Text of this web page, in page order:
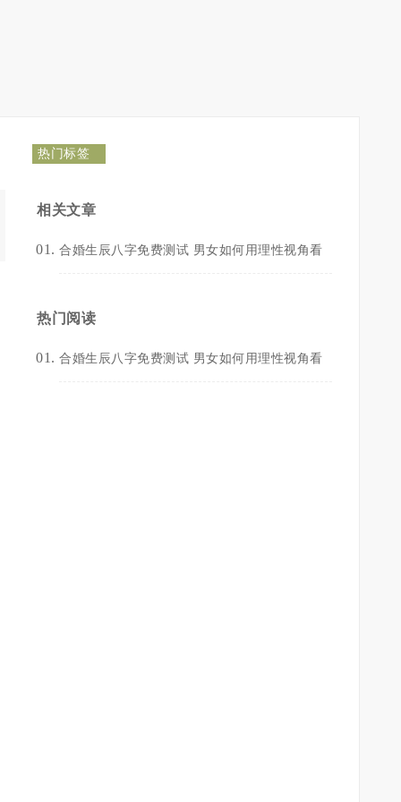
热门标签
相关文章
合婚生辰八字免费测试 男女如何用理性视角看
热门阅读
合婚生辰八字免费测试 男女如何用理性视角看